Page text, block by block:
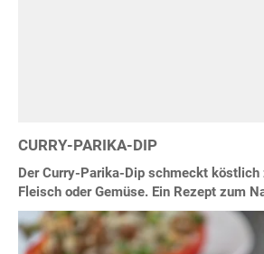
CURRY-PARIKA-DIP
Der Curry-Parika-Dip schmeckt köstlich
Fleisch oder Gemüse. Ein Rezept zum